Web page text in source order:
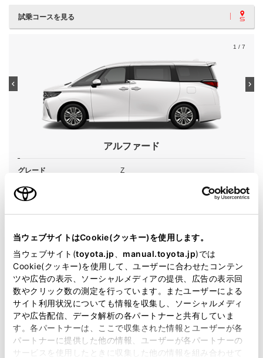
当ウェブサイトはCookie(クッキー)を使用します。
当ウェブサイト(toyota.jp manual.toyota.jp)では
Cookie(クッキー)を使用して、ユーザーに合わせたコンテン
ツや広告の表示、ソーシャルメディアの提供、広告の表示回
数やクリック数の測定を行っています。またユーザーによる
サイト利用状況についても情報を収集し、ソーシャルメディ
アや広告配信、データ解析の各パートナーと共有していま
す。各パートナーは、ここで収集された情報とユーザーが各
パートナーに提供した他の情報、ユーザーが各パートナーの
サービスを使用したときに収集した他の情報を組み合わせて
試乗コースを見る
1 / 7
アルファード
グレード Z
カラー プラチナホワイトパールマイカ
駆動方式 2WD FF
試乗予約
施設情報・サービス